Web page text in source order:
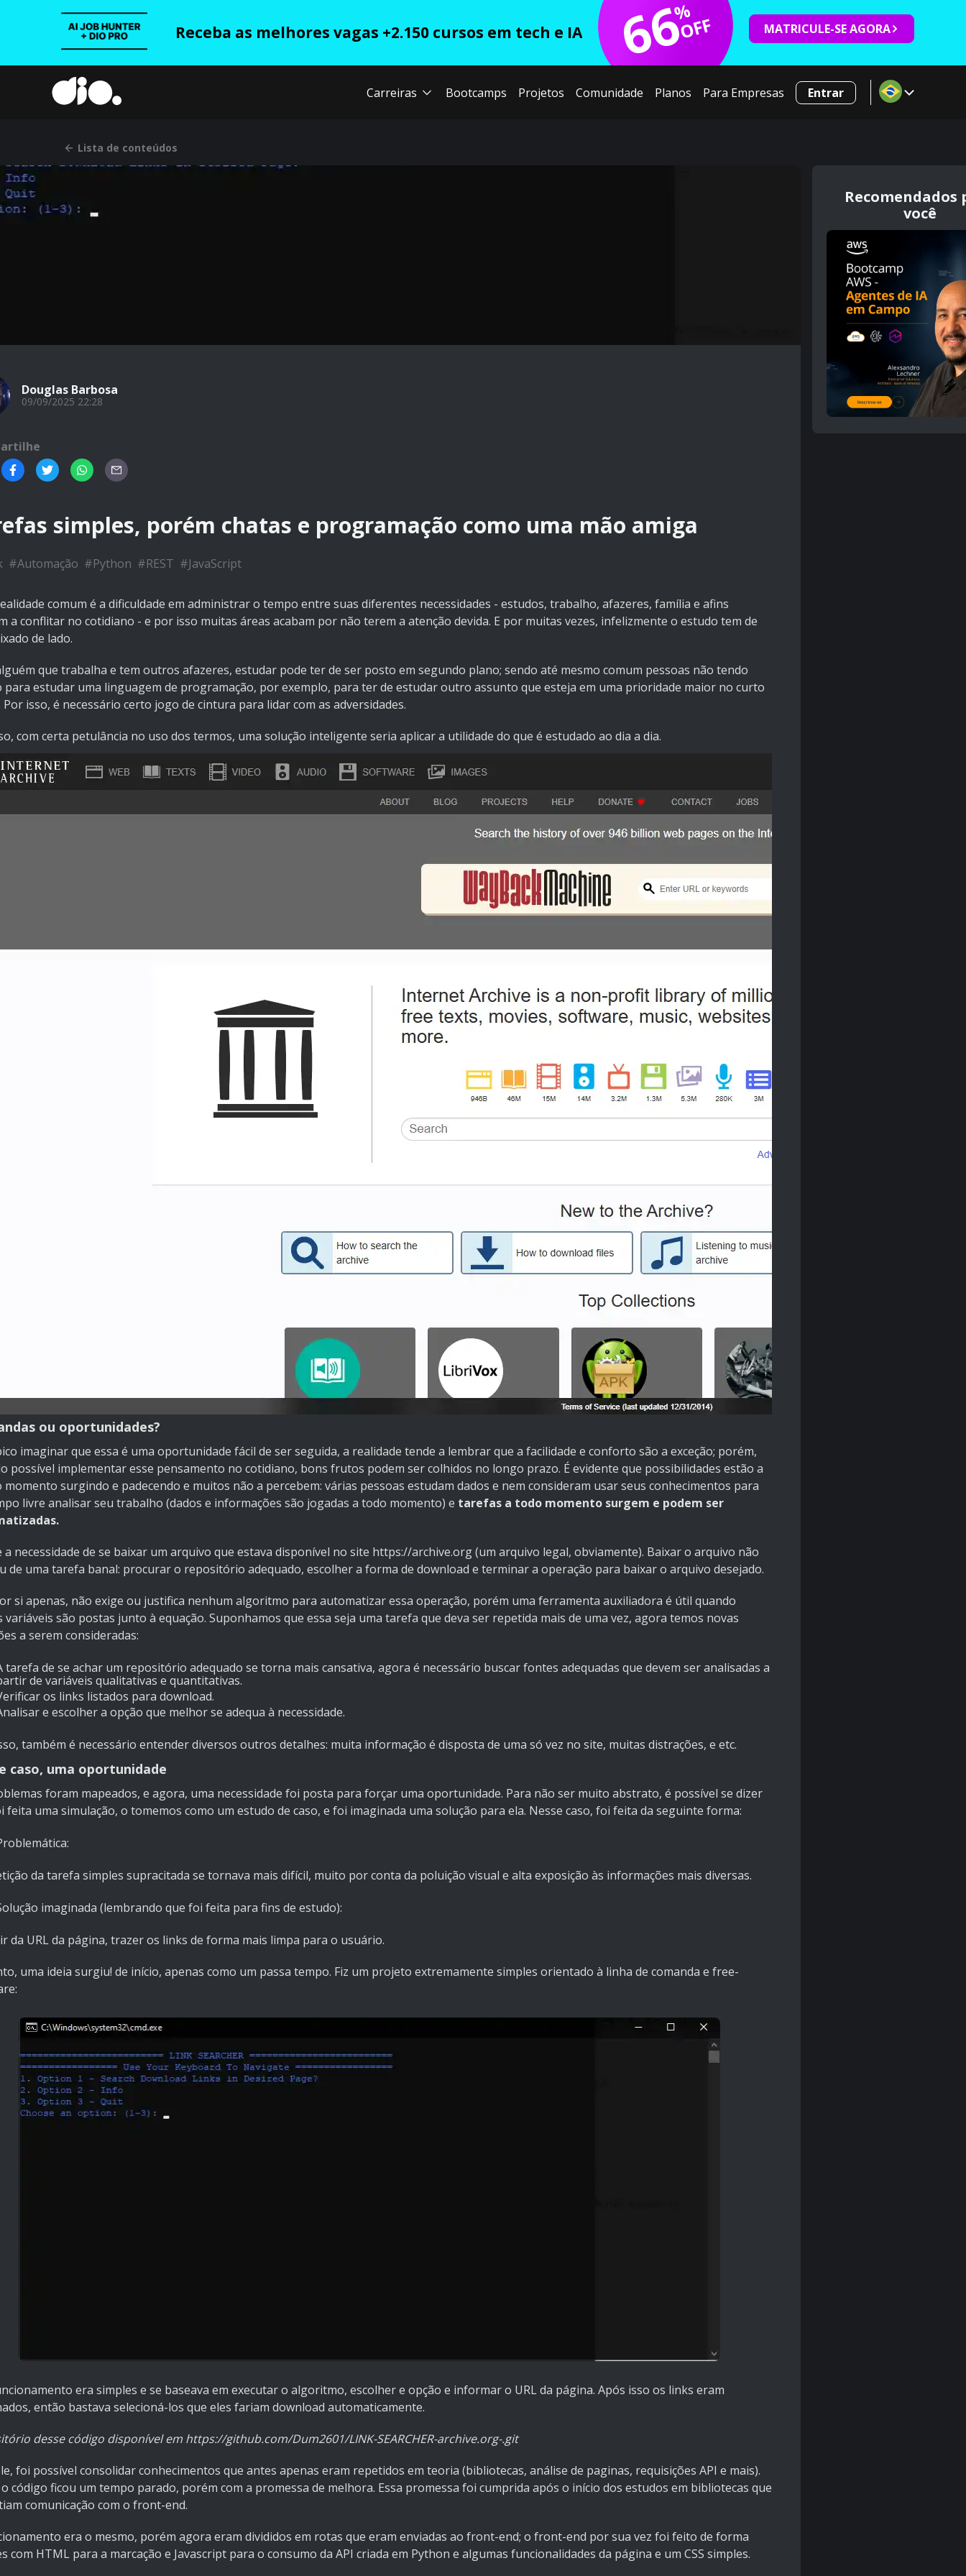
Receba as melhores vagas +2.150 cursos em tech e IA 66
%
OFF MATRICULE-SE AGORA
Carreiras Bootcamps Projetos Comunidade Planos Para Empresas Entrar
Lista de conteúdos
Douglas Barbosa
09/09/2025 22:28
simples, porém chatas e programação como uma mão amiga
#Automação #Python #REST #JavaScript
comum é a dificuldade em administrar o tempo entre suas diferentes necessidades - estudos, trabalho, afazeres, família e afins
a conflitar no cotidiano - e por isso muitas áreas acabam por não terem a atenção devida. E por muitas vezes, infelizmente o estudo tem de
de lado.
que trabalha e tem outros afazeres, estudar pode ter de ser posto em segundo plano; sendo até mesmo comum pessoas não tendo
para estudar uma linguagem de programação, por exemplo, para ter de estudar outro assunto que esteja em uma prioridade maior no curto
Por isso, é necessário certo jogo de cintura para lidar com as adversidades.
com certa petulância no uso dos termos, uma solução inteligente seria aplicar a utilidade do que é estudado ao dia a dia.
ou oportunidades?
imaginar que essa é uma oportunidade fácil de ser seguida, a realidade tende a lembrar que a facilidade e conforto são a exceção; porém,
possível implementar esse pensamento no cotidiano, bons frutos podem ser colhidos no longo prazo. É evidente que possibilidades estão a
momento surgindo e padecendo e muitos não a percebem: várias pessoas estudam dados e nem consideram usar seus conhecimentos para
livre analisar seu trabalho (dados e informações são jogadas a todo momento) e tarefas a todo momento surgem e podem ser
a necessidade de se baixar um arquivo que estava disponível no site https://archive.org (um arquivo legal, obviamente). Baixar o arquivo não
de uma tarefa banal: procurar o repositório adequado, escolher a forma de download e terminar a operação para baixar o arquivo desejado.
si apenas, não exige ou justifica nenhum algoritmo para automatizar essa operação, porém uma ferramenta auxiliadora é útil quando
variáveis são postas junto à equação. Suponhamos que essa seja uma tarefa que deva ser repetida mais de uma vez, agora temos novas
a serem consideradas:
tarefa de se achar um repositório adequado se torna mais cansativa, agora é necessário buscar fontes adequadas que devem ser analisadas a
de variáveis qualitativas e quantitativas.
os links listados para download.
e escolher a opção que melhor se adequa à necessidade.
também é necessário entender diversos outros detalhes: muita informação é disposta de uma só vez no site, muitas distrações, e etc.
caso, uma oportunidade
foram mapeados, e agora, uma necessidade foi posta para forçar uma oportunidade. Para não ser muito abstrato, é possível se dizer
feita uma simulação, o tomemos como um estudo de caso, e foi imaginada uma solução para ela. Nesse caso, foi feita da seguinte forma:
da tarefa simples supracitada se tornava mais difícil, muito por conta da poluição visual e alta exposição às informações mais diversas.
imaginada (lembrando que foi feita para fins de estudo):
da URL da página, trazer os links de forma mais limpa para o usuário.
uma ideia surgiu! de início, apenas como um passa tempo. Fiz um projeto extremamente simples orientado à linha de comanda e free-
era simples e se baseava em executar o algoritmo, escolher e opção e informar o URL da página. Após isso os links eram
então bastava selecioná-los que eles fariam download automaticamente.
desse código disponível em https://github.com/Dum2601/LINK-SEARCHER-archive.org-.git
foi possível consolidar conhecimentos que antes apenas eram repetidos em teoria (bibliotecas, análise de paginas, requisições API e mais).
código ficou um tempo parado, porém com a promessa de melhora. Essa promessa foi cumprida após o início dos estudos em bibliotecas que
comunicação com o front-end.
era o mesmo, porém agora eram divididos em rotas que eram enviadas ao front-end; o front-end por sua vez foi feito de forma
com HTML para a marcação e Javascript para o consumo da API criada em Python e algumas funcionalidades da página e um CSS simples.
Recomendados
você